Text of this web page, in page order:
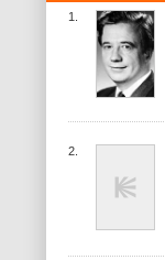
1.
2.